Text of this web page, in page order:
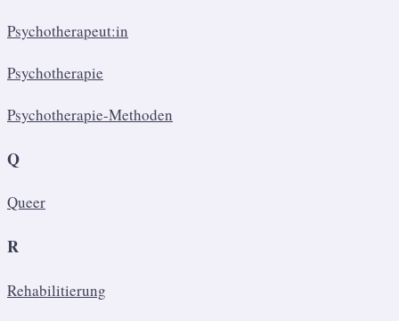
Psychotherapeut:in
Psychotherapie
Psychotherapie-Methoden
Q
Queer
R
Rehabilitierung